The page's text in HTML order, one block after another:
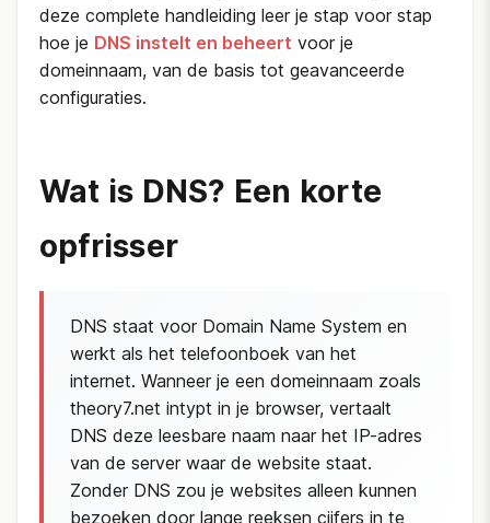
deze complete handleiding leer je stap voor stap
hoe je DNS instelt en beheert voor je
domeinnaam, van de basis tot geavanceerde
configuraties.
Wat is DNS? Een korte
opfrisser
DNS staat voor Domain Name System en
werkt als het telefoonboek van het
internet. Wanneer je een domeinnaam zoals
theory7.net intypt in je browser, vertaalt
DNS deze leesbare naam naar het IP-adres
van de server waar de website staat.
Zonder DNS zou je websites alleen kunnen
bezoeken door lange reeksen cijfers in te